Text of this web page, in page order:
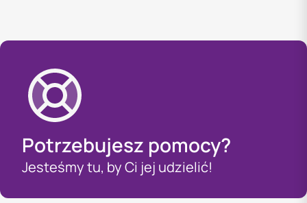
Potrzebujesz pomocy?
Jesteśmy tu, by Ci jej udzielić!